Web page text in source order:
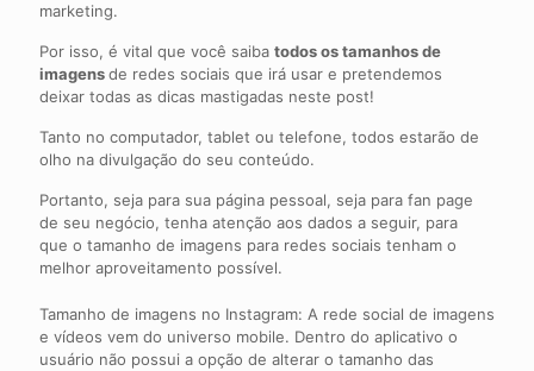
marketing.
Por isso, é vital que você saiba todos os tamanhos de
imagensde redes sociais que irá usar e pretendemos
deixar todas as dicas mastigadas neste post!
Tanto no computador, tablet ou telefone, todos estarão de
olho na divulgação do seu conteúdo.
Portanto, seja para sua página pessoal, seja para fan page
de seu negócio, tenha atenção aos dados a seguir, para
que o tamanho de imagens para redes sociais tenham o
melhor aproveitamento possível.
Tamanho de imagens no Instagram: A rede social de imagens
e vídeos vem do universo mobile. Dentro do aplicativo o
usuário não possui a opção de alterar o tamanho das